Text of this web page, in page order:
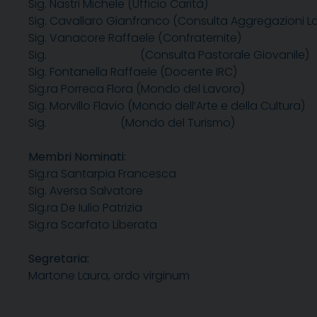
Sig. Nastri Michele (Ufficio Carità)
Sig. Cavallaro Gianfranco (Consulta Aggregazioni
Sig. Vanacore Raffaele (Confraternite)
Sig. (Consulta Pastorale Giovanile)
Sig. Fontanella Raffaele (Docente IRC)
Sig.ra Porreca Flora (Mondo del Lavoro)
Sig. Morvillo Flavio (Mondo dell’Arte e della Cultura)
Sig. (Mondo del Turismo)
Membri Nominati:
Sig.ra Santarpia Francesca
Sig. Aversa Salvatore
Sig.ra De Iulio Patrizia
Sig.ra Scarfato Liberata
Segretaria:
Martone Laura, ordo virginum